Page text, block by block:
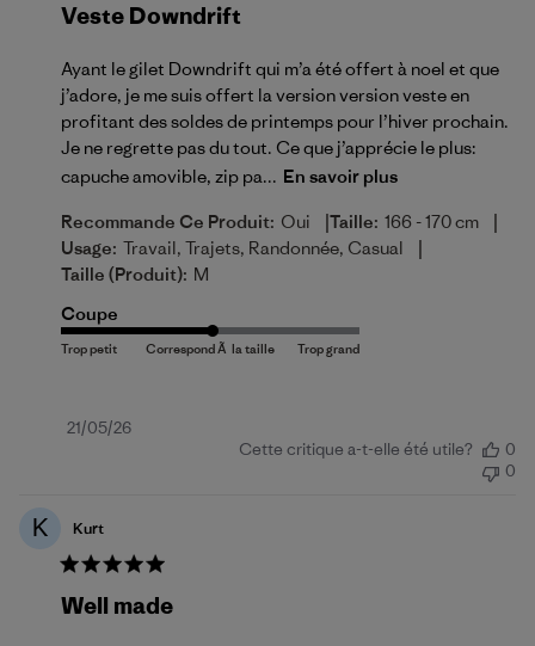
Veste Downdrift
Ayant le gilet Downdrift qui m’a été offert à noel et que
j’adore, je me suis offert la version version veste en
profitant des soldes de printemps pour l’hiver prochain.
Je ne regrette pas du tout. Ce que j’apprécie le plus:
capuche amovible, zip pa... En savoir plus
Recommande Ce Produit: Oui |Taille: 166 - 170 cm |
Usage: Travail, Trajets, Randonnée, Casual |
Taille (produit): M
Coupe
Date
21/05/26
Cette critique a-t-elle été utile?
0
0
K Kurt
Well made